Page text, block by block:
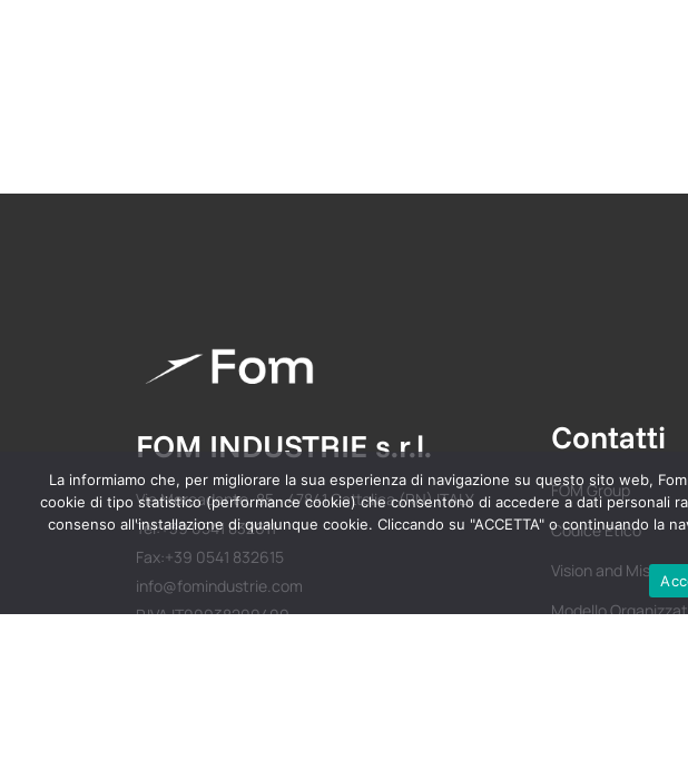
FOM INDUSTRIE s.r.l.
Via Mercadante, 85 - 47841 Cattolica (RN) ITALY
Tel:+39 0541 832611
Fax:+39 0541 832615
info@fomindustrie.com
P.IVA IT00938200409
Contatti
FOM Group
Codice Etico
Vision and Mission
Modello
La informiamo che, per migliorare la sua esperienza di navigazione su questo sito web,
cookie di tipo statistico (performance cookie) che consentono di accedere a dati personali
consenso all'installazione di qualunque cookie. Cliccando su "ACCETTA" o continuando la